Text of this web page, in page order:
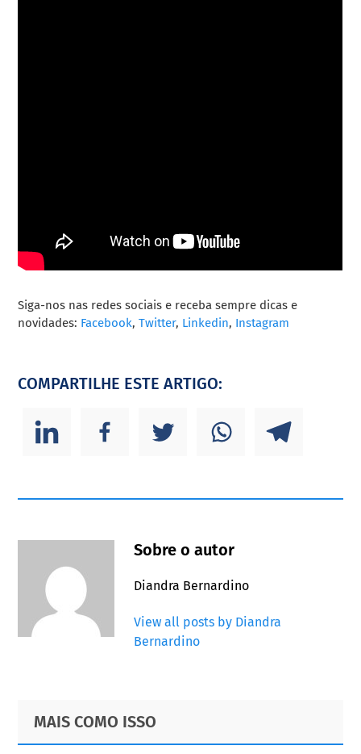
Siga-nos nas redes sociais e receba sempre dicas e
novidades: Facebook, Twitter, Linkedin, Instagram
COMPARTILHE ESTE ARTIGO:
Sobre o autor
Diandra Bernardino
View all posts by Diandra
Bernardino
Primary
Sidebar
Footer
MAIS COMO ISSO